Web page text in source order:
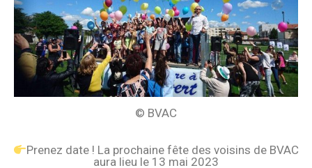
© BVAC
Prenez date ! La prochaine fête des voisins de BVAC
aura lieu le 13 mai 2023